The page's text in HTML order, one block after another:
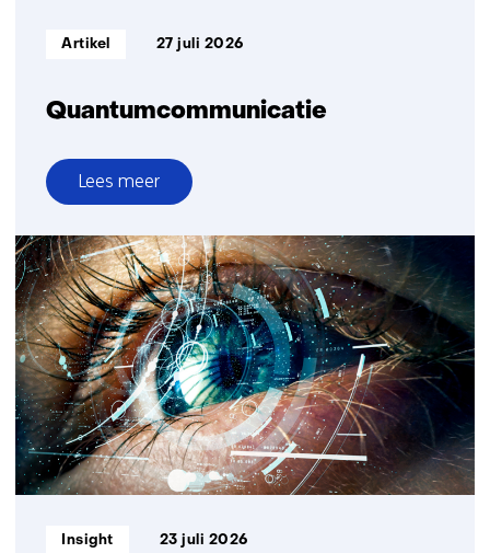
Quantumcommunicatie
Informatietype:
Artikel 27 juli 2026
Lees meer
over
Quantumcommunicatie
Informatietype:
Insight 23 juli 2026